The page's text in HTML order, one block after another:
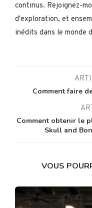
continus. Rejoignez-
d'exploration, et
inédits dans le monde
Comment faire
Comment obtenir le
Skull and
VOUS